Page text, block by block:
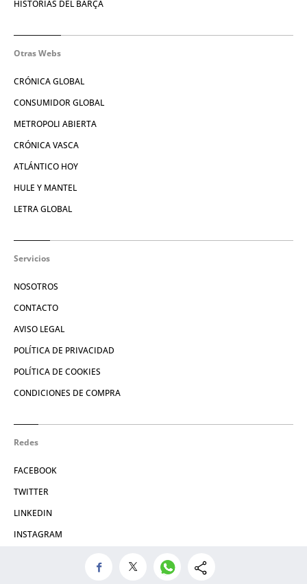
HISTORIAS DEL BARÇA
Otras Webs
CRÓNICA GLOBAL
CONSUMIDOR GLOBAL
METROPOLI ABIERTA
CRÓNICA VASCA
ATLÁNTICO HOY
HULE Y MANTEL
LETRA GLOBAL
Servicios
NOSOTROS
CONTACTO
AVISO LEGAL
POLÍTICA DE PRIVACIDAD
POLÍTICA DE COOKIES
CONDICIONES DE COMPRA
Redes
FACEBOOK
TWITTER
LINKEDIN
INSTAGRAM